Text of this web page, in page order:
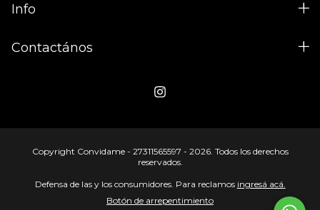
Info
Contactános
Copyright Convidame - 27311565597 - 2026. Todos los derechos
reservados.
Defensa de las y los consumidores. Para reclamos ingresá acá.
Botón de arrepentimiento